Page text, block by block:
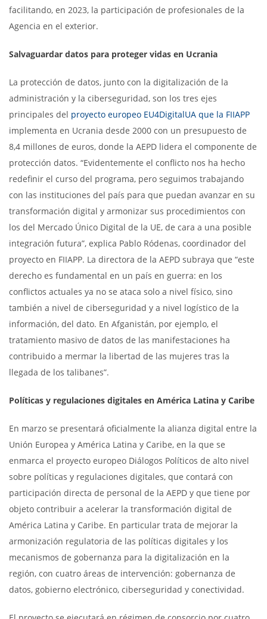
facilitando, en 2023, la participación de profesionales de la
Agencia en el exterior.
Salvaguardar datos para proteger vidas en Ucrania
La protección de datos, junto con la digitalización de la
administración y la ciberseguridad, son los tres ejes
principales del proyecto europeo EU4DigitalUA que la FIIAPP
implementa en Ucrania desde 2000 con un presupuesto de
8,4 millones de euros, donde la AEPD lidera el componente de
protección datos. “Evidentemente el conflicto nos ha hecho
redefinir el curso del programa, pero seguimos trabajando
con las instituciones del país para que puedan avanzar en su
transformación digital y armonizar sus procedimientos con
los del Mercado Único Digital de la UE, de cara a una posible
integración futura”, explica Pablo Ródenas, coordinador del
proyecto en FIIAPP. La directora de la AEPD subraya que “este
derecho es fundamental en un país en guerra: en los
conflictos actuales ya no se ataca solo a nivel físico, sino
también a nivel de ciberseguridad y a nivel logístico de la
información, del dato. En Afganistán, por ejemplo, el
tratamiento masivo de datos de las manifestaciones ha
contribuido a mermar la libertad de las mujeres tras la
llegada de los talibanes”.
Políticas y regulaciones digitales en América Latina y Caribe
En marzo se presentará oficialmente la alianza digital entre la
Unión Europea y América Latina y Caribe, en la que se
enmarca el proyecto europeo Diálogos Políticos de alto nivel
sobre políticas y regulaciones digitales, que contará con
participación directa de personal de la AEPD y que tiene por
objeto contribuir a acelerar la transformación digital de
América Latina y Caribe. En particular trata de mejorar la
armonización regulatoria de las políticas digitales y los
mecanismos de gobernanza para la digitalización en la
región, con cuatro áreas de intervención: gobernanza de
datos, gobierno electrónico, ciberseguridad y conectividad.